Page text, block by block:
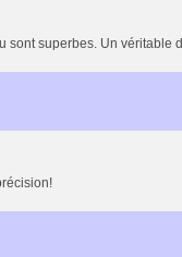
sont superbes. Un véritable